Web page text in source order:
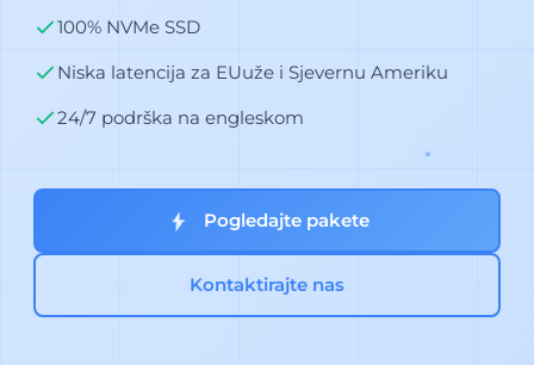
100% NVMe SSD
Niska latencija za EUuže i Sjevernu Ameriku
24/7 podrška na engleskom
Pogledajte pakete
Kontaktirajte nas